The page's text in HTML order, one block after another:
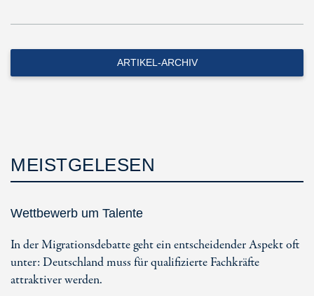
ARTIKEL-ARCHIV
MEISTGELESEN
Wettbewerb um Talente
In der Migrationsdebatte geht ein entscheidender Aspekt oft
unter: Deutschland muss für qualifizierte Fachkräfte
attraktiver werden.